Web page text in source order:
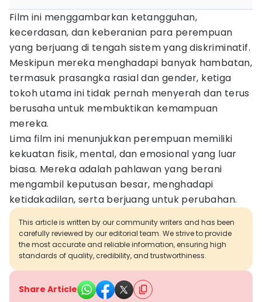
Film ini menggambarkan ketangguhan,
kecerdasan, dan keberanian para perempuan
yang berjuang di tengah sistem yang diskriminatif.
Meskipun mereka menghadapi banyak hambatan,
termasuk prasangka rasial dan gender, ketiga
tokoh utama ini tidak pernah menyerah dan terus
berusaha untuk membuktikan kemampuan
mereka.
Lima film ini menunjukkan perempuan memiliki
kekuatan fisik, mental, dan emosional yang luar
biasa. Mereka adalah pahlawan yang berani
mengambil keputusan besar, menghadapi
ketidakadilan, serta berjuang untuk perubahan.
This article is written by our community writers and has been
carefully reviewed by our editorial team. We strive to provide
the most accurate and reliable information, ensuring high
standards of quality, credibility, and trustworthiness.
Share Article